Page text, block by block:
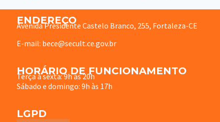
ENDEREÇO
Avenida Presidente Castelo Branco, 255, Fortaleza-CE
E-mail: bece@secult.ce.gov.br
HORÁRIO DE FUNCIONAMENTO
Terça à sexta: 9h às 20h
Sábado e domingo: 9h às 17h
LGPD